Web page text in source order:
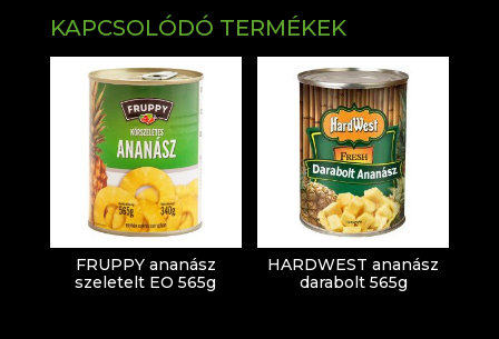
KAPCSOLÓDÓ TERMÉKEK
FRUPPY ananász
szeletelt EO 565g
HARDWEST ananász
darabolt 565g